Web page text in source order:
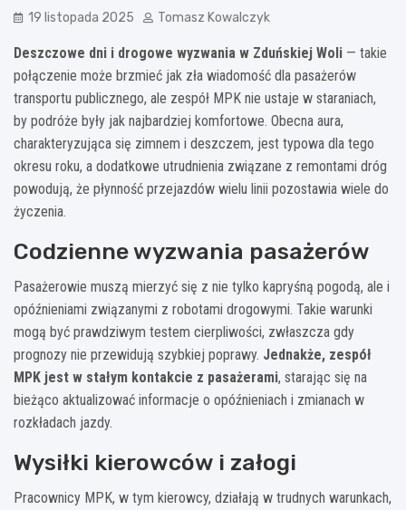
19 listopada 2025 Tomasz Kowalczyk
Deszczowe dni i drogowe wyzwania w Zduńskiej Woli — takie
połączenie może brzmieć jak zła wiadomość dla pasażerów
transportu publicznego, ale zespół MPK nie ustaje w staraniach,
by podróże były jak najbardziej komfortowe. Obecna aura,
charakteryzująca się zimnem i deszczem, jest typowa dla tego
okresu roku, a dodatkowe utrudnienia związane z remontami dróg
powodują, że płynność przejazdów wielu linii pozostawia wiele do
życzenia.
Codzienne wyzwania pasażerów
Pasażerowie muszą mierzyć się z nie tylko kapryśną pogodą, ale i
opóźnieniami związanymi z robotami drogowymi. Takie warunki
mogą być prawdziwym testem cierpliwości, zwłaszcza gdy
prognozy nie przewidują szybkiej poprawy. Jednakże, zespół
MPK jest w stałym kontakcie z pasażerami, starając się na
bieżąco aktualizować informacje o opóźnieniach i zmianach w
rozkładach jazdy.
Wysiłki kierowców i załogi
Pracownicy MPK, w tym kierowcy, działają w trudnych warunkach,